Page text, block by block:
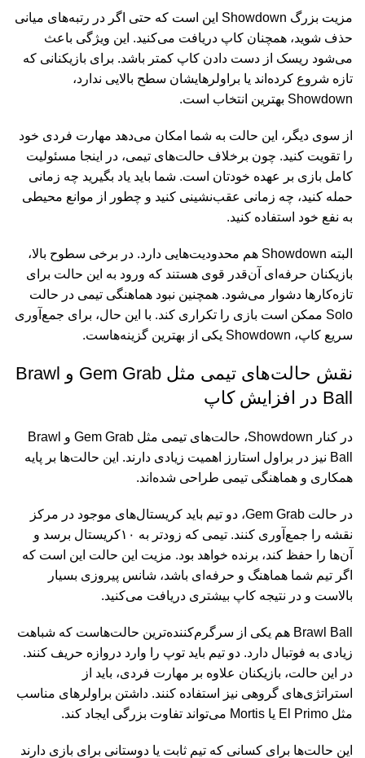
مزیت بزرگ Showdown این است که حتی اگر در رتبه‌های میانی
حذف شوید، همچنان کاپ دریافت می‌کنید. این ویژگی باعث
می‌شود ریسک از دست دادن کاپ کمتر باشد. برای بازیکنانی که
تازه شروع کرده‌اند یا براولرهایشان سطح بالایی ندارد،
Showdown بهترین انتخاب است.
از سوی دیگر، این حالت به شما امکان می‌دهد مهارت فردی خود
را تقویت کنید. چون برخلاف حالت‌های تیمی، در اینجا مسئولیت
کامل بازی بر عهده خودتان است. شما باید یاد بگیرید چه زمانی
حمله کنید، چه زمانی عقب‌نشینی کنید و چطور از موانع محیطی
به نفع خود استفاده کنید.
البته Showdown هم محدودیت‌هایی دارد. در برخی سطوح بالا،
بازیکنان حرفه‌ای آن‌قدر قوی هستند که ورود به این حالت برای
تازه‌کارها دشوار می‌شود. همچنین نبود هماهنگی تیمی در حالت
Solo ممکن است بازی را تکراری کند. با این حال، برای جمع‌آوری
سریع کاپ، Showdown یکی از بهترین گزینه‌هاست.
نقش حالت‌های تیمی مثل Gem Grab و Brawl
Ball در افزایش کاپ
در کنار Showdown، حالت‌های تیمی مثل Gem Grab و Brawl
Ball نیز در براول استارز اهمیت زیادی دارند. این حالت‌ها بر پایه
همکاری و هماهنگی تیمی طراحی شده‌اند.
در حالت Gem Grab، دو تیم باید کریستال‌های موجود در مرکز
نقشه را جمع‌آوری کنند. تیمی که زودتر به ۱۰کریستال برسد و
آن‌ها را حفظ کند، برنده خواهد بود. مزیت این حالت این است که
اگر تیم شما هماهنگ و حرفه‌ای باشد، شانس پیروزی بسیار
بالاست و در نتیجه کاپ بیشتری دریافت می‌کنید.
Brawl Ball هم یکی از سرگرم‌کننده‌ترین حالت‌هاست که شباهت
زیادی به فوتبال دارد. دو تیم باید توپ را وارد دروازه حریف کنند.
در این حالت، بازیکنان علاوه بر مهارت فردی، باید از
استراتژی‌های گروهی نیز استفاده کنند. داشتن براولرهای مناسب
مثل El Primo یا Mortis می‌تواند تفاوت بزرگی ایجاد کند.
این حالت‌ها برای کسانی که تیم ثابت یا دوستانی برای بازی دارند